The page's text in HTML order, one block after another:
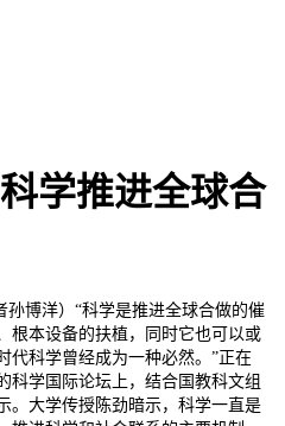
学推进全球合
博洋）“科学是推进全球合做的催
根本设备的扶植，同时它也可以或
代科学曾经成为一种必然。”正在
科学国际论坛上，结合国教科文组
。大学传授陈劲暗示，科学一直是